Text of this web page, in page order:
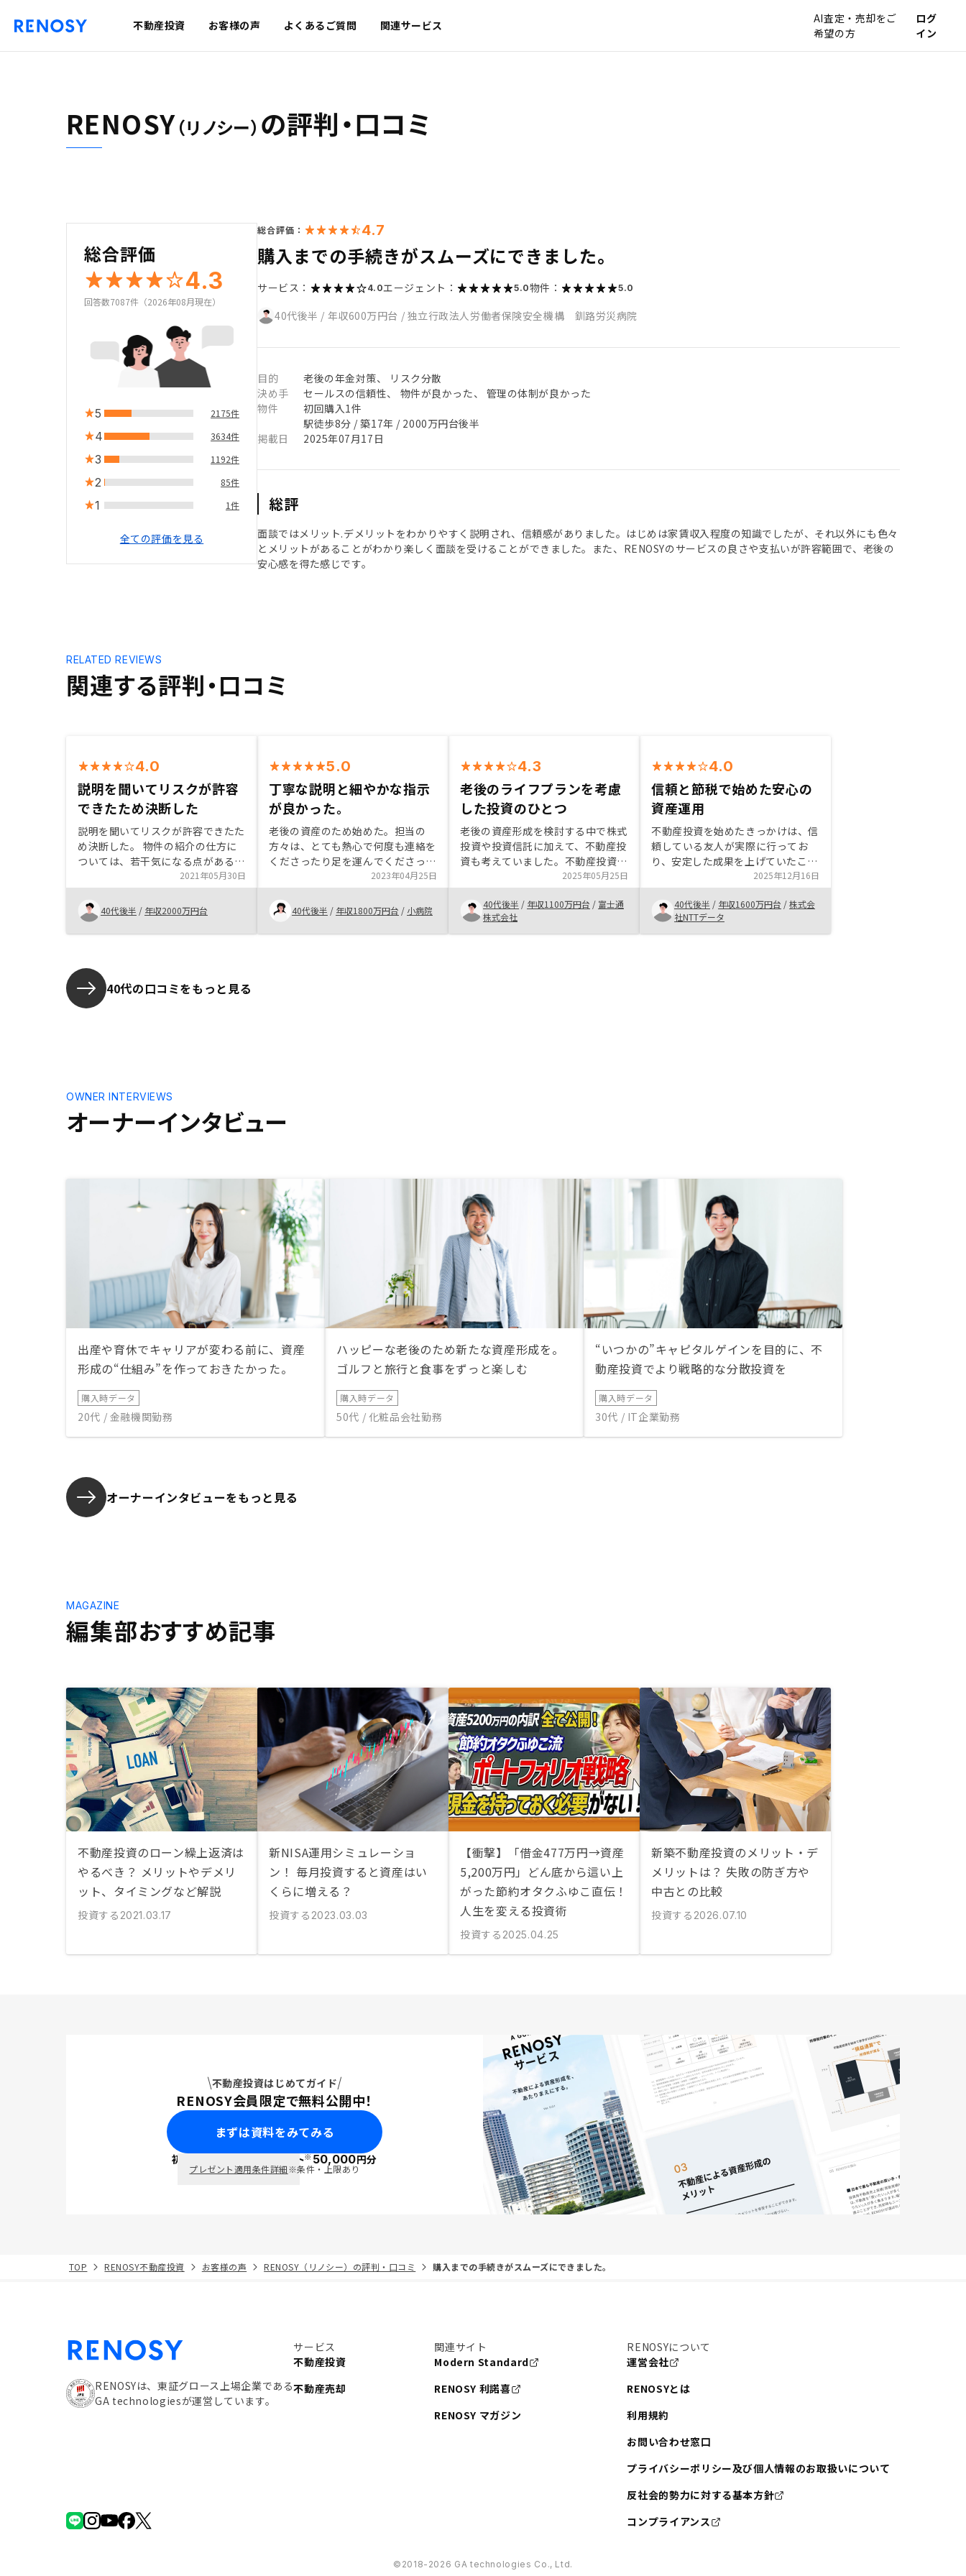
不動産投資 お客様の声 よくあるご質問 関連サービス
AI査定・売却をご
希望の方
ログ
イン
RENOSY（リノシー） の評判・口コミ
総合評価
4.3
回答数7087件（2026年08月現在）
5 2175件
4 3634件
3 1192件
2 85件
1 1件
全ての評価を見る
総合評価： 4.7
購入までの手続きがスムーズにできました。
サービス： 4.0エージェント： 5.0物件： 5.0
40代後半 / 年収600万円台 / 独立行政法人労働者保険安全機構 釧路労災病院
目的
老後の年金対策、 リスク分散
決め手
セールスの信頼性、 物件が良かった、 管理の体制が良かった
物件
初回購入1件
駅徒歩8分 / 築17年 / 2000万円台後半
掲載日
2025年07月17日
総評
面談ではメリット.デメリットをわかりやすく説明され、信頼感がありました。はじめは家賃収入程度の知識でしたが、それ以外にも色々
とメリットがあることがわかり楽しく面談を受けることができました。また、RENOSYのサービスの良さや支払いが許容範囲で、老後の
安心感を得た感じです。
関連する評判・口コミ
RELATED REVIEWS
4.0
説明を聞いてリスクが許容
できたため決断した
説明を聞いてリスクが許容できたた
め決断した。 物件の紹介の仕方に
ついては、若干気になる点がある
が、それらも考慮して自身で判断が
必要。 他の方にも勧めてみたい
が、勧められそうな知り合いがいな
い。 リスクの説明も一通りいただ
き疑問点については、しっかり説明
2021年05月30日
40代後半 / 年収2000万円台
5.0
丁寧な説明と細やかな指示
が良かった。
老後の資産のため始めた。担当の
方々は、とても熱心で何度も連絡を
くださったり足を運んでくださっ
た。また、丁寧に説明して頂けたの
で、不安なく契約手続きを進めるこ
とができた。余裕ができたら，また
新しい物件をお願いしたい。
2023年04月25日
40代後半 / 年収1800万円台 / 小病院
4.3
老後のライフプランを考慮
した投資のひとつ
老後の資産形成を検討する中で株式
投資や投資信託に加えて、不動産投
資も考えていました。不動産投資を
具体的に調べている中で、リノシー
を知りました。リノシーは不動産管
理・運用の仕組みが整っており、担
当者の説明もわかりやすかったため
投資を決めました。
2025年05月25日
40代後半 / 年収1100万円台 / 富士通
株式会社
4.0
信頼と節税で始めた安心の
資産運用
不動産投資を始めたきっかけは、信
頼している友人が実際に行ってお
り、安定した成果を上げていたこと
でした。将来的な節税対策としても
魅力を感じ、資産形成の一環として
検討を開始しました。 購入を決め
た理由は、立地や管理体制など物件
の質が高く、長期的な安心感が得ら
2025年12月16日
40代後半 / 年収1600万円台 /株式会
社NTTデータ
40代の口コミをもっと見る
オーナーインタビュー
OWNER INTERVIEWS
出産や育休でキャリアが変わる前に、資産
形成の“仕組み”を作っておきたかった。
購入時データ
20代 / 金融機関勤務
ハッピーな老後のため新たな資産形成を。
ゴルフと旅行と食事をずっと楽しむ
購入時データ
50代 / 化粧品会社勤務
“いつかの”キャピタルゲインを目的に、不
動産投資でより戦略的な分散投資を
購入時データ
30代 / IT企業勤務
オーナーインタビューをもっと見る
編集部おすすめ記事
MAGAZINE
不動産投資のローン繰上返済は
やるべき？ メリットやデメリ
ット、タイミングなど解説
投資する 2021.03.17
新NISA運用シミュレーショ
ン！ 毎月投資すると資産はい
くらに増える？
投資する 2023.03.03
【衝撃】「借金477万円→資産
5,200万円」どん底から這い上
がった節約オタクふゆこ直伝！
人生を変える投資術
投資する 2025.04.25
新築不動産投資のメリット・デ
メリットは？ 失敗の防ぎ方や
中古との比較
投資する 2026.07.10
不動産投資はじめてガイド
RENOSY会員限定で無料公開中！
まずは資料をみてみる
初回面談で ポイント※50,000円分
プレゼント適用条件詳細※条件・上限あり
TOP RENOSY不動産投資 お客様の声 RENOSY（リノシー）の評判・口コミ 購入までの手続きがスムーズにできました。
RENOSYは、東証グロース上場企業である
GA technologiesが運営しています。
サービス
不動産投資
不動産売却
関連サイト
Modern Standard
RENOSY 利諾喜
RENOSY マガジン
RENOSYについて
運営会社
RENOSYとは
利用規約
お問い合わせ窓口
プライバシーポリシー及び個人情報のお取扱いについて
反社会的勢力に対する基本方針
コンプライアンス
©︎2018-2026 GA technologies Co., Ltd.